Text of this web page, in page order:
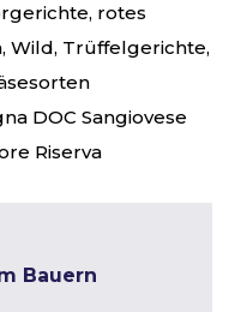
rotes
Wild, Trüffelgerichte,
DOC Sangiovese
Riserva
Bauern